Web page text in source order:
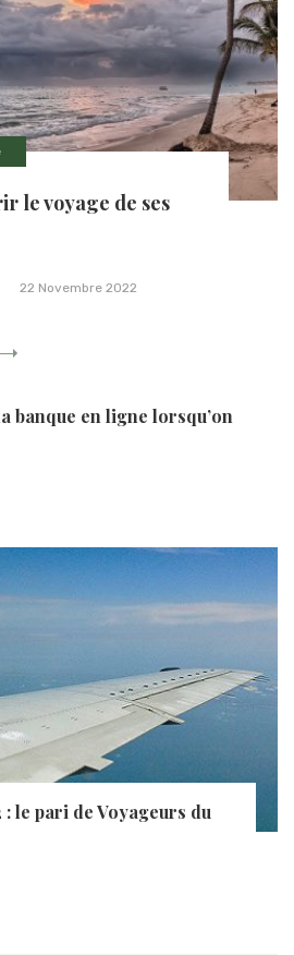
le voyage de ses
22 Novembre 2022
banque en ligne lorsqu’on
: le pari de Voyageurs du